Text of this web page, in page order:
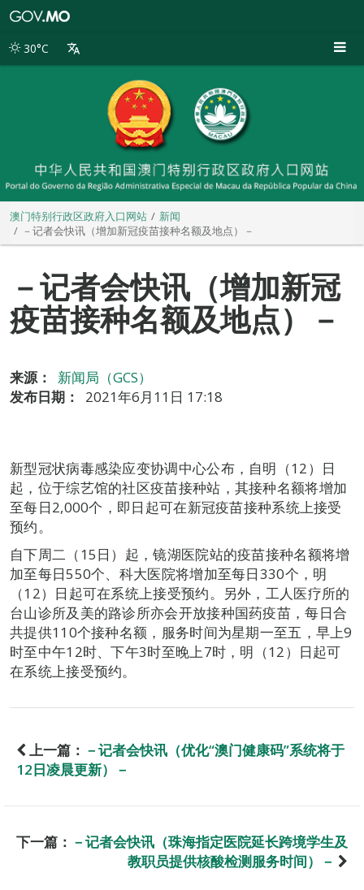
别
30°C
澳门特别行政区政府入口网站
新闻
－记者会快讯（增加新冠疫苗接种名额及地点）－
－记者会快讯（增加新冠
疫苗接种名额及地点）－
来源：
新闻局（GCS）
发布日期：
2021年6月11日 17:18
新型冠状病毒感染应变协调中心公布，自明（12）日
起，位于综艺馆的社区疫苗接种站，其接种名额将增加
至每日2,000个，即日起可在新冠疫苗接种系统上接受
预约。
自下周二（15日）起，镜湖医院站的疫苗接种名额将增
加至每日550个、科大医院将增加至每日330个，明
（12）日起可在系统上接受预约。另外，工人医疗所的
台山诊所及美的路诊所亦会开放接种国药疫苗，每日合
共提供110个接种名额，服务时间为星期一至五，早上9
时至中午12时、下午3时至晚上7时，明（12）日起可
在系统上接受预约。
上一篇： －记者会快讯（优化“澳门健康码”系统将于
12日凌晨更新）－
下一篇： －记者会快讯（珠海指定医院延长跨境学生及
教职员提供核酸检测服务时间）－